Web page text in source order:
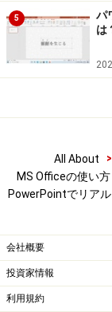
ックしてスライ
すだけです。ス
字幕の位置は
イドに重ねて表
ません。
字幕の位置：「
・字幕の位置を
5
パ
は
All About >
MS Officeの使い方
PowerPointでリア
会社概要
投資家情報
利用規約